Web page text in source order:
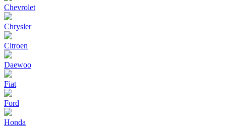
Chevrolet
Chrysler
Citroen
Daewoo
Fiat
Ford
Honda